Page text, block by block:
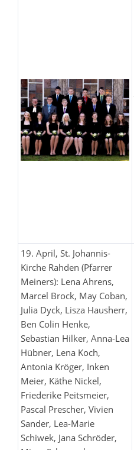
19. April, St. Johannis-
Kirche Rahden (Pfarrer
Meiners): Lena Ahrens,
Marcel Brock, May Coban,
Julia Dyck, Lisza Hausherr,
Ben Colin Henke,
Sebastian Hilker, Anna-Lea
Hübner, Lena Koch,
Antonia Kröger, Inken
Meier, Käthe Nickel,
Friederike Peitsmeier,
Pascal Prescher, Vivien
Sander, Lea-Marie
Schiwek, Jana Schröder,